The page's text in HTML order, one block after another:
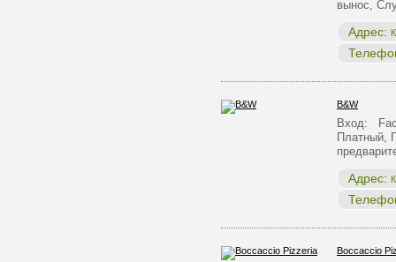
вынос,
Адрес:
B&W
Вход:
Платный,
Адрес:
Boccaccio